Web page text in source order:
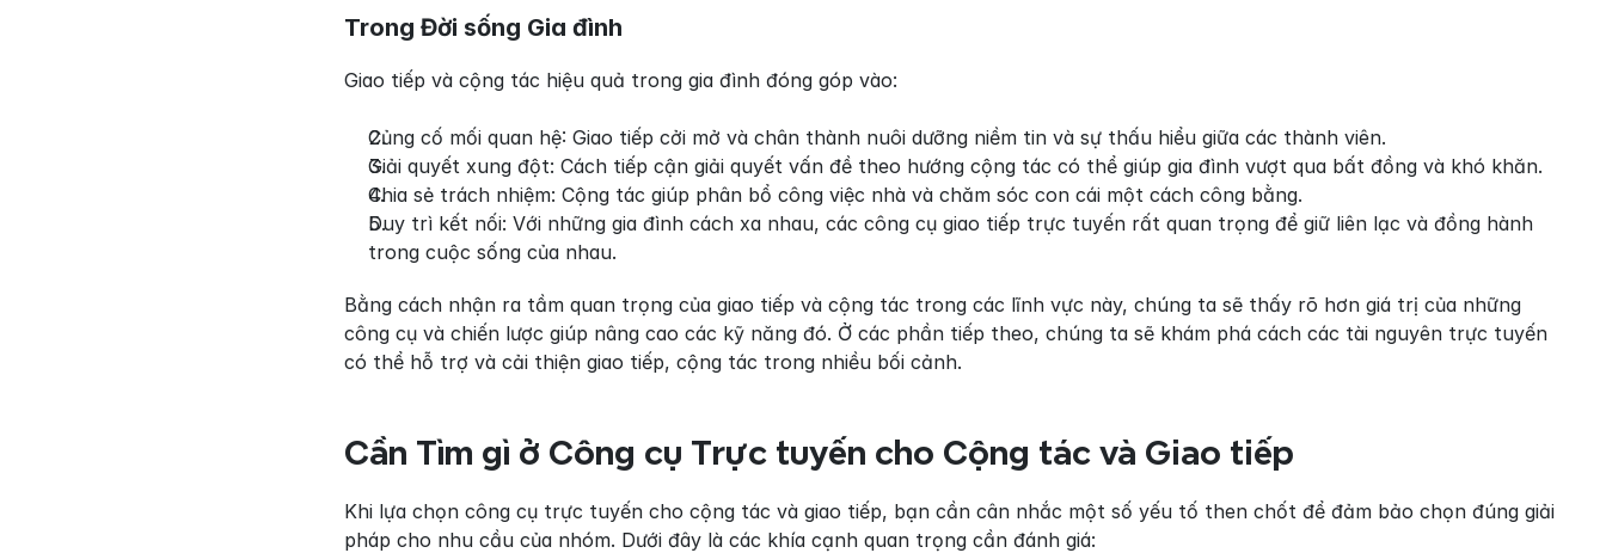
Trong Đời sống Gia đình
Giao tiếp và cộng tác hiệu quả trong gia đình đóng góp vào:
Củng cố mối quan hệ: Giao tiếp cởi mở và chân thành nuôi dưỡng niềm tin và sự thấu hiểu giữa các thành viên.
Giải quyết xung đột: Cách tiếp cận giải quyết vấn đề theo hướng cộng tác có thể giúp gia đình vượt qua bất đồng và khó khăn.
Chia sẻ trách nhiệm: Cộng tác giúp phân bổ công việc nhà và chăm sóc con cái một cách công bằng.
Duy trì kết nối: Với những gia đình cách xa nhau, các công cụ giao tiếp trực tuyến rất quan trọng để giữ liên lạc và đồng hành
trong cuộc sống của nhau.
Bằng cách nhận ra tầm quan trọng của giao tiếp và cộng tác trong các lĩnh vực này, chúng ta sẽ thấy rõ hơn giá trị của những
công cụ và chiến lược giúp nâng cao các kỹ năng đó. Ở các phần tiếp theo, chúng ta sẽ khám phá cách các tài nguyên trực tuyến
có thể hỗ trợ và cải thiện giao tiếp, cộng tác trong nhiều bối cảnh.
Cần Tìm gì ở Công cụ Trực tuyến cho Cộng tác và Giao tiếp
Khi lựa chọn công cụ trực tuyến cho cộng tác và giao tiếp, bạn cần cân nhắc một số yếu tố then chốt để đảm bảo chọn đúng giải
pháp cho nhu cầu của nhóm. Dưới đây là các khía cạnh quan trọng cần đánh giá: